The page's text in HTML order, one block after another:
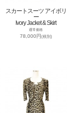
スカートスーツ アイボリ
ー
Ivory Jacket & Skirt
通常価格
78,000円(税別)